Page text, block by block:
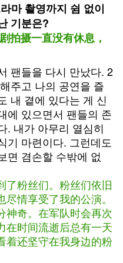
마 촬영까지 쉼 없이
기분은?
拍摄一直没有休息，
팬들을 다시 만났다. 2
주고 나의 공연을 즐
내 곁에 있다는 게 신
에 있으면서 팬들의 존
. 내가 아무리 열심히
기 마련이다. 그런데도
면 겸손할 수밖에 없
了粉丝们。粉丝们依旧
情享受了我的公演。
神奇。在军队时会再次
在时间流逝后总有一天
着还坚守在我身边的粉